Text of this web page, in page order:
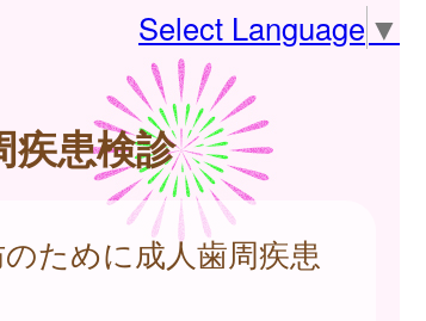
Select Language ▼
疾患検診
ために成人歯周疾患